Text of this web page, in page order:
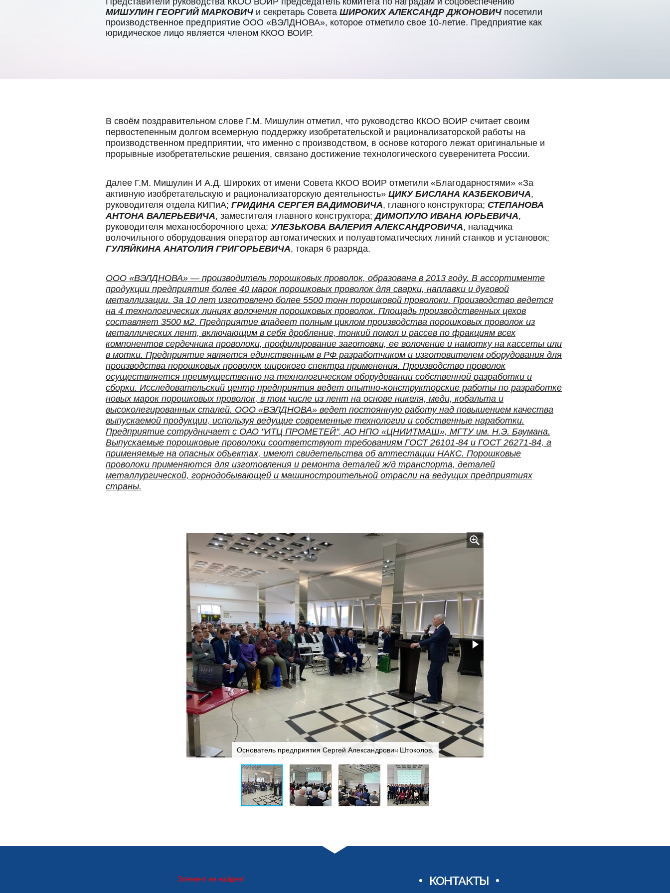
МИШУЛИН ГЕОРГИЙ МАРКОВИЧ и секретарь Совета ШИРОКИХ АЛЕКСАНДР ДЖОНОВИЧ посетили
производственное предприятие ООО «ВЭЛДНОВА», которое отметило свое 10-летие. Предприятие как
юридическое лицо является членом ККОО ВОИР.
В своём поздравительном слове Г.М. Мишулин отметил, что руководство ККОО ВОИР считает своим
первостепенным долгом всемерную поддержку изобретательской и рационализаторской работы на
производственном предприятии, что именно с производством, в основе которого лежат оригинальные и
прорывные изобретательские решения, связано достижение технологического суверенитета России.
Далее Г.М. Мишулин И А.Д. Широких от имени Совета ККОО ВОИР отметили «Благодарностями» «За
активную изобретательскую и рационализаторскую деятельность» ЦИКУ БИСЛАНА КАЗБЕКОВИЧА,
руководителя отдела КИПиА; ГРИДИНА СЕРГЕЯ ВАДИМОВИЧА, главного конструктора; СТЕПАНОВА
АНТОНА ВАЛЕРЬЕВИЧА, заместителя главного конструктора;ДИМОПУЛО ИВАНА ЮРЬЕВИЧА,
руководителя механосборочного цеха; УЛЕЗЬКОВА ВАЛЕРИЯ АЛЕКСАНДРОВИЧА, наладчика
волочильного оборудования оператор автоматических и полуавтоматических линий станков и установок;
ГУЛЯЙКИНА АНАТОЛИЯ ГРИГОРЬЕВИЧА, токаря 6 разряда.
ООО «ВЭЛДНОВА» — производитель порошковых проволок, образована в 2013 году. В ассортименте
продукции предприятия более 40 марок порошковых проволок для сварки, наплавки и дуговой
металлизации. За 10 лет изготовлено более 5500 тонн порошковой проволоки. Производство ведется
на 4 технологических линиях волочения порошковых проволок. Площадь производственных цехов
составляет 3500 м2. Предприятие владеет полным циклом производства порошковых проволок из
металлических лент, включающим в себя дробление, тонкий помол и рассев по фракциям всех
компонентов сердечника проволоки, профилирование заготовки, ее волочение и намотку на кассеты или
в мотки. Предприятие является единственным в РФ разработчиком и изготовителем оборудования для
производства порошковых проволок широкого спектра применения. Производство проволок
осуществляется преимущественно на технологическом оборудовании собственной разработки и
сборки. Исследовательский центр предприятия ведет опытно-конструкторские работы по разработке
новых марок порошковых проволок, в том числе из лент на основе никеля, меди, кобальта и
высоколегированных сталей. ООО «ВЭЛДНОВА» ведет постоянную работу над повышением качества
выпускаемой продукции, используя ведущие современные технологии и собственные наработки.
Предприятие сотрудничает с ОАО "ИТЦ ПРОМЕТЕЙ", АО НПО «ЦНИИТМАШ», МГТУ им. Н.Э. Баумана.
Выпускаемые порошковые проволоки соответствуют требованиям ГОСТ 26101-84 и ГОСТ 26271-84, а
применяемые на опасных объектах, имеют свидетельства об аттестации НАКС. Порошковые
проволоки применяются для изготовления и ремонта деталей ж/д транспорта, деталей
металлургической, горнодобывающей и машиностроительной отрасли на ведущих предприятиях
страны.
Основатель предприятия Сергей Александрович Штоколов.
Элемент не найден! КОНТАКТЫ